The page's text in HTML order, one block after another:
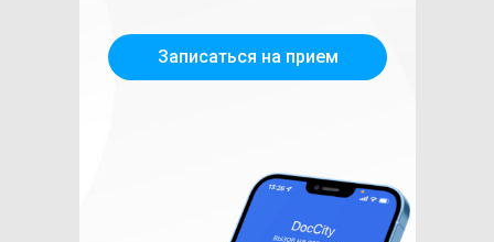
Записаться на прием